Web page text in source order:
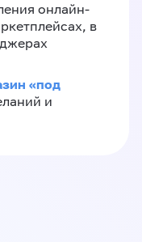
онлайн-
в
«‎под
и